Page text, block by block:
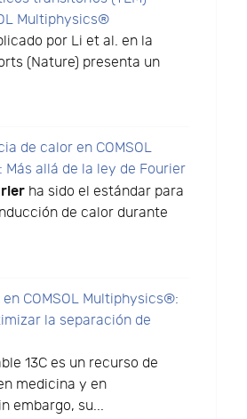
Multiphysics®
por Li et al. en la
(Nature) presenta un
de calor en COMSOL
allá de la ley de Fourier
ha sido el estándar para
de calor durante
COMSOL Multiphysics®:
la separación de
13C es un recurso de
medicina y en
embargo, su...